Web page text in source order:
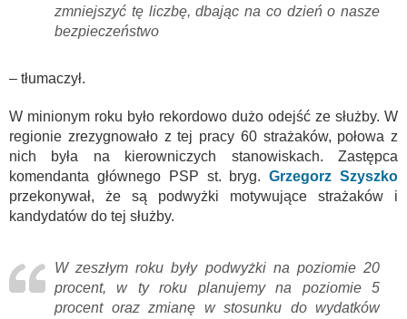
zmniejszyć tę liczbę, dbając na co dzień o nasze
bezpieczeństwo
– tłumaczył.
W minionym roku było rekordowo dużo odejść ze służby. W
regionie zrezygnowało z tej pracy 60 strażaków, połowa z
nich była na kierowniczych stanowiskach. Zastępca
komendanta głównego PSP st. bryg.Grzegorz Szyszko
przekonywał, że są podwyżki motywujące strażaków i
kandydatów do tej służby.
W zeszłym roku były podwyżki na poziomie 20
procent, w ty roku planujemy na poziomie 5
procent oraz zmianę w stosunku do wydatków